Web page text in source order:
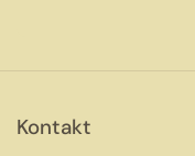
Kontakt